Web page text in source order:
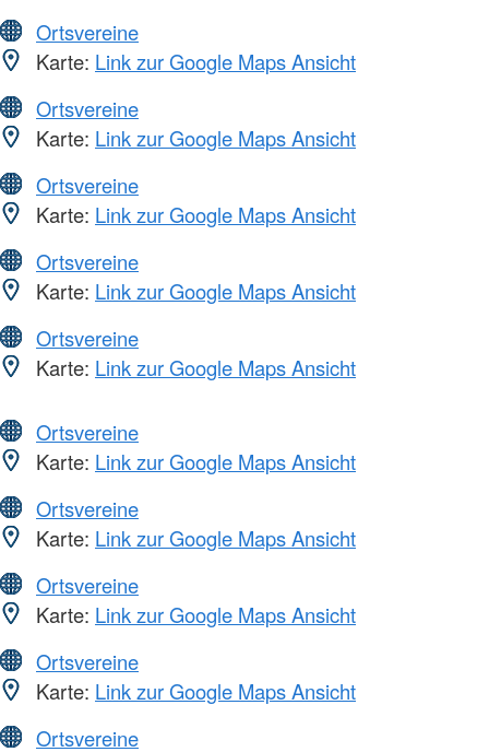
Ortsvereine
Karte: Link zur Google Maps Ansicht
Ortsvereine
Karte: Link zur Google Maps Ansicht
Ortsvereine
Karte: Link zur Google Maps Ansicht
Ortsvereine
Karte: Link zur Google Maps Ansicht
Ortsvereine
Karte: Link zur Google Maps Ansicht
Ortsvereine
Karte: Link zur Google Maps Ansicht
Ortsvereine
Karte: Link zur Google Maps Ansicht
Ortsvereine
Karte: Link zur Google Maps Ansicht
Ortsvereine
Karte: Link zur Google Maps Ansicht
Ortsvereine